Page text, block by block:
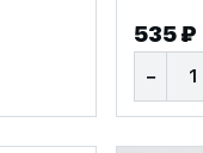
535 ₽
−